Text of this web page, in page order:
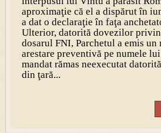
aproximaţie că el a dispărut în
a dat o declaraţie în faţa
Ulterior, datorită dovezilor
dosarul FNI, Parchetul a emis un
arestare preventivă pe numele
mandat rămas neexecutat
din ţară...